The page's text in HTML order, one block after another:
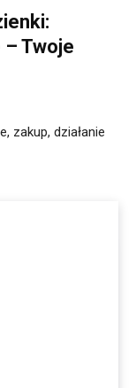
– Twoje
zakup, działanie